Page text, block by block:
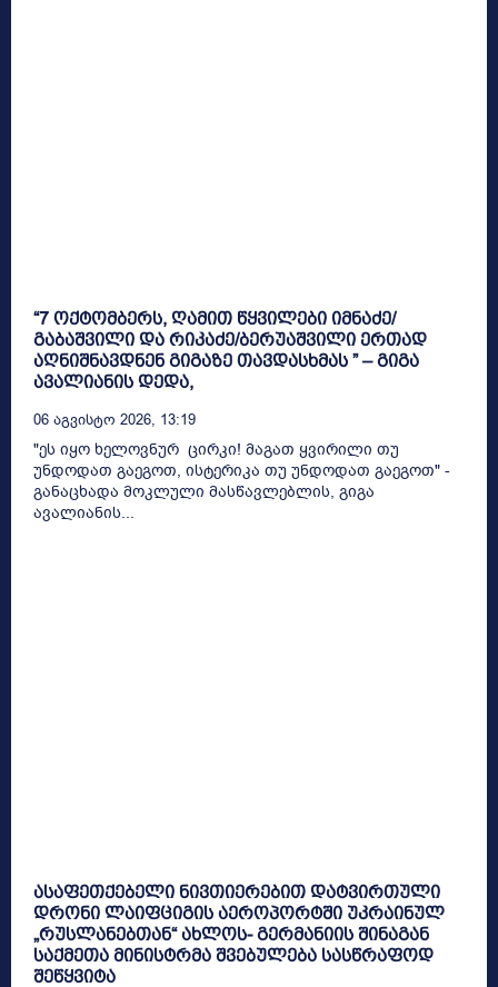
“7 ოქტომბერს, ღამით წყვილები იმნაძე/
გაბაშვილი და რიკაძე/ბერუაშვილი ერთად
აღნიშნავდნენ გიგაზე თავდასხმას ” – გიგა
ავალიანის დედა,
06 Აგვისტო 2026, 13:19
"ეს იყო ხელოვნურ ცირკი! მაგათ ყვირილი თუ
უნდოდათ გაეგოთ, ისტერიკა თუ უნდოდათ გაეგოთ" -
განაცხადა მოკლული მასწავლებლის, გიგა
ავალიანის...
ასაფეთქებელი ნივთიერებით დატვირთული
დრონი ლაიფციგის აეროპორტში უკრაინულ
„რუსლანებთან“ ახლოს- გერმანიის შინაგან
საქმეთა მინისტრმა შვებულება სასწრაფოდ
შეწყვიტა